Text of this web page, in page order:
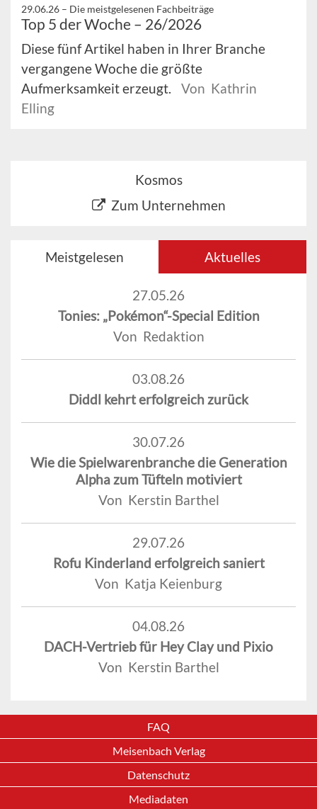
29.06.26 – Die meistgelesenen Fachbeiträge
Top 5 der Woche – 26/2026
Diese fünf Artikel haben in Ihrer Branche
vergangene Woche die größte
Aufmerksamkeit erzeugt.
Von Kathrin
Elling
Kosmos
Zum Unternehmen
Meistgelesen Aktuelles
27.05.26
Tonies: „Pokémon“-Special Edition
Von Redaktion
03.08.26
Diddl kehrt erfolgreich zurück
30.07.26
Wie die Spielwarenbranche die Generation
Alpha zum Tüfteln motiviert
Von Kerstin Barthel
29.07.26
Rofu Kinderland erfolgreich saniert
Von Katja Keienburg
04.08.26
DACH-Vertrieb für Hey Clay und Pixio
Von Kerstin Barthel
FAQ
Meisenbach Verlag
Datenschutz
Mediadaten